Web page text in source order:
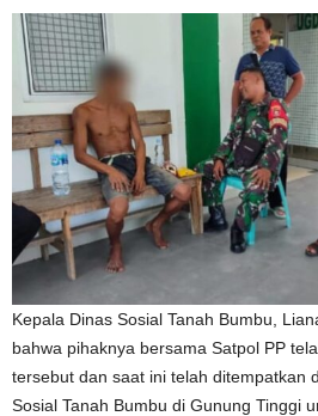
Kepala Dinas Sosial Tanah Bumbu,
bahwa pihaknya bersama Satpol PP
tersebut dan saat ini telah ditempatkan
Sosial Tanah Bumbu di Gunung Tinggi